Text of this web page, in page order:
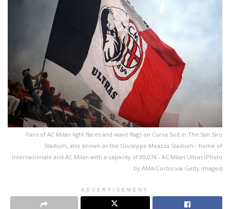
Fans of AC Milan light flares and wave flags on Curva Sud in The San Siro
Stadium, also known as the Giuseppe Meazza Stadium - home of
Internazionale and AC Milan with a capacity of 80,074 - AC Milan Ultras (Photo
by AMA/Corbis via Getty Images)
ADVERTISEMENT